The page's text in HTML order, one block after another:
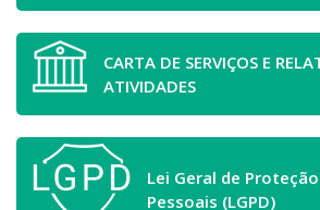
CARTA DE SERVIÇOS E
ATIVIDADES
Lei Geral de
Pessoais (LGPD)